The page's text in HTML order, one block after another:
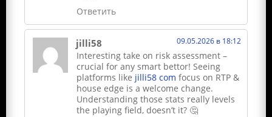
Ответить
jilli58 09.05.2026 в 18:12
Interesting take on risk assessment –
crucial for any smart bettor! Seeing
platforms like jilli58 com focus on RTP &
house edge is a welcome change.
Understanding those stats really levels
the playing field, doesn’t it? 🤔